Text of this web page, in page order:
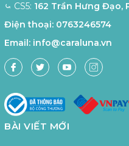
⤿ CS5: 162 Trần Hưng Đạo,
Điện thoại: 0763246574
Email: info@caraluna.vn
BÀI VIẾT MỚI